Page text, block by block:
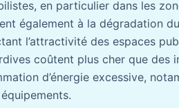
en particulier dans les
également à la dégradation
l’attractivité des espaces
coûtent plus cher que des
d’énergie excessive,